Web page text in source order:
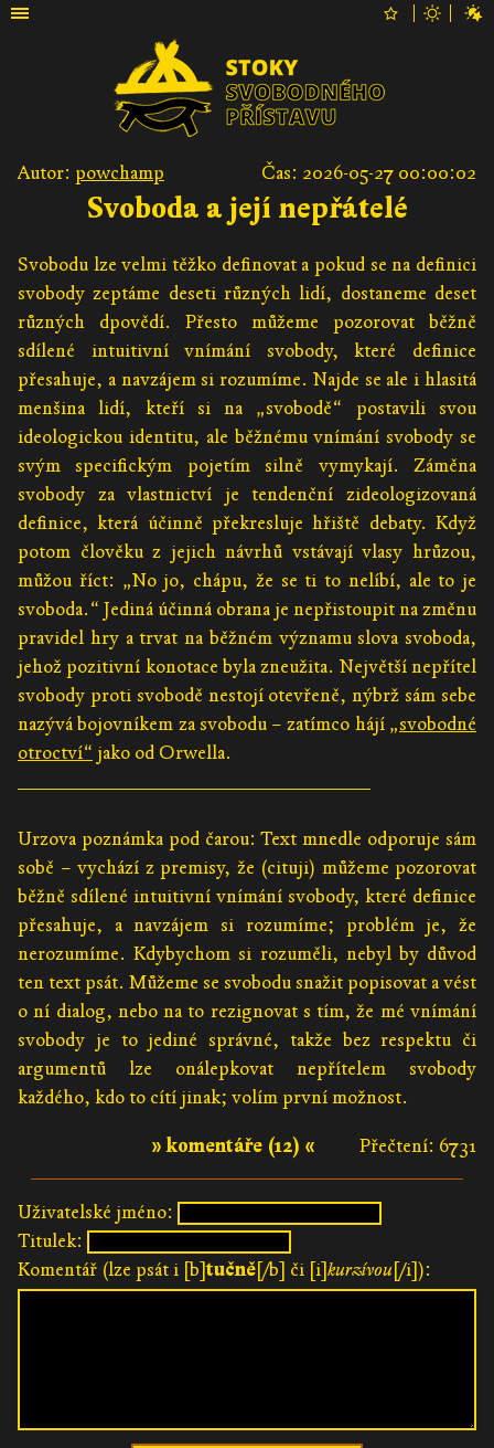
Autor: powchamp Čas: 2026-05-27 00:00:02
Svoboda a její nepřátelé
Svobodu lze velmi těžko definovat a pokud se na definici
svobody zeptáme deseti různých lidí, dostaneme deset
různých dpovědí. Přesto můžeme pozorovat běžně
sdílené intuitivní vnímání svobody, které definice
přesahuje, a navzájem si rozumíme. Najde se ale i hlasitá
menšina lidí, kteří si na „svobodě“ postavili svou
ideologickou identitu, ale běžnému vnímání svobody se
svým specifickým pojetím silně vymykají. Záměna
svobody za vlastnictví je tendenční zideologizovaná
definice, která účinně překresluje hřiště debaty. Když
potom člověku z jejich návrhů vstávají vlasy hrůzou,
můžou říct: „No jo, chápu, že se ti to nelíbí, ale to je
svoboda.“ Jediná účinná obrana je nepřistoupit na změnu
pravidel hry a trvat na běžném významu slova svoboda,
jehož pozitivní konotace byla zneužita. Největší nepřítel
svobody proti svobodě nestojí otevřeně, nýbrž sám sebe
nazývá bojovníkem za svobodu – zatímco hájí „svobodné
otroctví“ jako od Orwella.
Urzova poznámka pod čarou: Text mnedle odporuje sám
sobě – vychází z premisy, že (cituji) můžeme pozorovat
běžně sdílené intuitivní vnímání svobody, které definice
přesahuje, a navzájem si rozumíme; problém je, že
nerozumíme. Kdybychom si rozuměli, nebyl by důvod
ten text psát. Můžeme se svobodu snažit popisovat a vést
o ní dialog, nebo na to rezignovat s tím, že mé vnímání
svobody je to jediné správné, takže bez respektu či
argumentů lze onálepkovat nepřítelem svobody
každého, kdo to cítí jinak; volím první možnost.
Přečtení: 6731
» komentáře (12) «
Uživatelské jméno:
Titulek:
Komentář (lze psát i [b]tučně[/b] či [i]kurzívou[/i]):